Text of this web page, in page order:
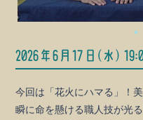
2026年6月17日(水)
今回は「花火にハマる」！
瞬に命を懸ける職人技が光